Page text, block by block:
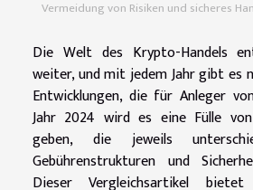
Vermeidung von Risiken und sicheres
Die Welt des Krypto-Handels
weiter, und mit jedem Jahr gibt es
Entwicklungen, die für Anleger
Jahr 2024 wird es eine Fülle
geben, die jeweils
Gebührenstrukturen und
Dieser Vergleichsartikel